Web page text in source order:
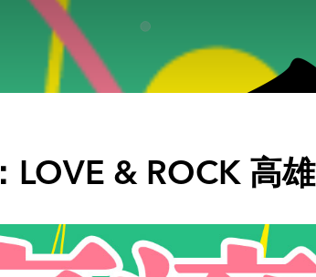
LOVE & ROCK 高